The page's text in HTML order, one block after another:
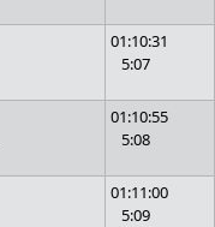
01:10:31
5:07
01:10:55
5:08
01:11:00
5:09